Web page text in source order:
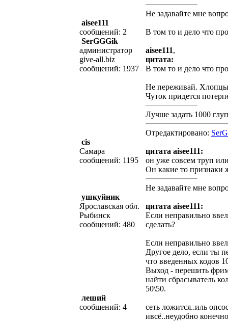
Не задавайте мне
aisee111
сообщений: 2
В том то и дело что
SerGGGik
администратор
give-all.biz
сообщений: 1937
aisee111,
цитата:
В том то и дело что
Не переживай. Хлопцы
Чуток придется
Лучше задать 1000
Отредактировано:
cis
Самара
сообщений: 1195
цитата aisee111:
он уже совсем труп
Он какие то признаки
Не задавайте мне
ушкуйник
Ярославская обл.
Рыбинск
сообщений: 480
цитата aisee111:
Если неправильно
сделать?
Если неправильно
Другое дело, если ты
что введенных кодов
Выход - перешить
найти сбрасыватель
50\50.
леший
сообщений: 4
сеть ложится..иль
ивсё..неудобно